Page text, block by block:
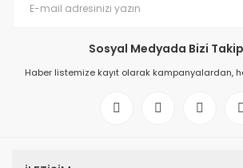
Sosyal Medyada Bizi
Haber listemize kayıt olarak kampanyalardan,